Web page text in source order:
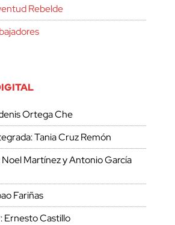
Rebelde
Ortega Che
Tania Cruz Remón
Noel Martínez y Antonio García
Fariñas
Ernesto Castillo